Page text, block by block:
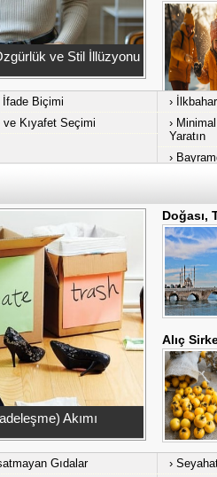
ve Stil İllüzyonu
İfade Biçimi ›
Kıyafet Seçimi ›
Yaratın
›
Akımı
Doğası,
Alıç
Gıdalar ›